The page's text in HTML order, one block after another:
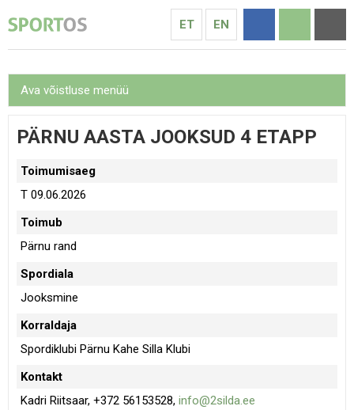
ET EN
Ava võistluse menüü
PÄRNU AASTA JOOKSUD 4 ETAPP
Toimumisaeg
T 09.06.2026
Toimub
Pärnu rand
Spordiala
Jooksmine
Korraldaja
Spordiklubi Pärnu Kahe Silla Klubi
Kontakt
Kadri Riitsaar, +372 56153528, info@2silda.ee